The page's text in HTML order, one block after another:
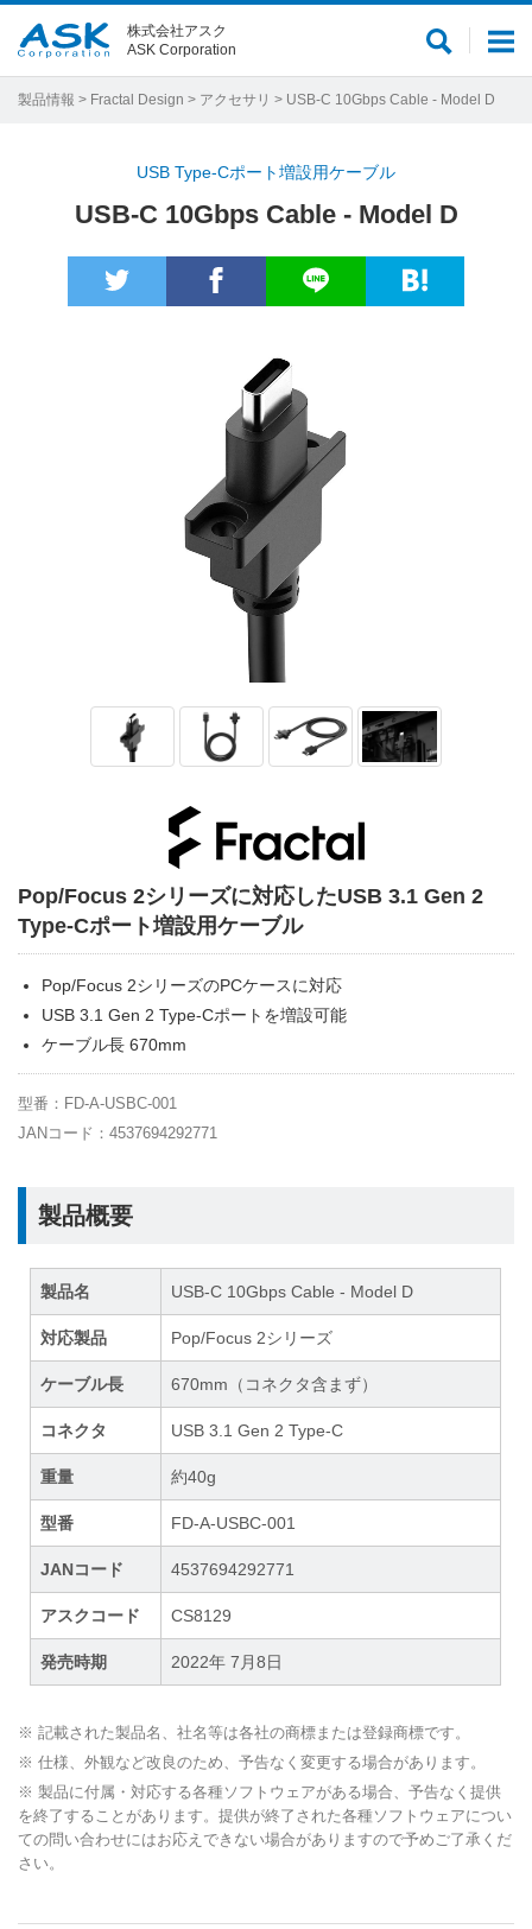
メ
ュ
サ
ト
株式会社アスク
ASK Corporation
製品情報 > Fractal Design > アクセサリ > USB-C 10Gbps Cable - Model D
USB Type-Cポート増設用ケーブル
USB-C 10Gbps Cable - Model D
Pop/Focus 2シリーズに対応したUSB 3.1 Gen 2
Type-Cポート増設用ケーブル
Pop/Focus 2シリーズのPCケースに対応
USB 3.1 Gen 2 Type-Cポートを増設可能
ケーブル長 670mm
型番：FD-A-USBC-001
JANコード：4537694292771
製品概要
製品名 USB-C 10Gbps Cable - Model D
対応製品 Pop/Focus 2シリーズ
ケーブル長 670mm（コネクタ含まず）
コネクタ USB 3.1 Gen 2 Type-C
重量 約40g
型番 FD-A-USBC-001
JANコード 4537694292771
アスクコード CS8129
発売時期 2022年 7月8日
※ 記載された製品名、社名等は各社の商標または登録商標です。
※ 仕様、外観など改良のため、予告なく変更する場合があります。
※ 製品に付属・対応する各種ソフトウェアがある場合、予告なく提供
を終了することがあります。提供が終了された各種ソフトウェアについ
ての問い合わせにはお応えできない場合がありますので予めご了承くだ
さい。